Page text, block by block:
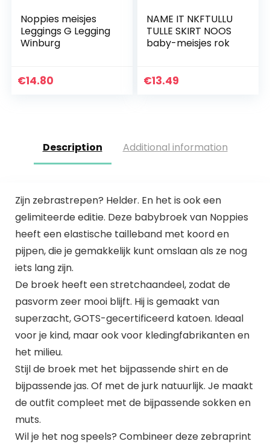
Noppies meisjes
Leggings G Legging
Winburg
€14.80
NAME IT NKFTULLU
TULLE SKIRT NOOS
baby-meisjes rok
€13.49
Description Additional information
Zijn zebrastrepen? Helder. En het is ook een
gelimiteerde editie. Deze babybroek van Noppies
heeft een elastische tailleband met koord en
pijpen, die je gemakkelijk kunt omslaan als ze nog
iets lang zijn.
De broek heeft een stretchaandeel, zodat de
pasvorm zeer mooi blijft. Hij is gemaakt van
superzacht, GOTS-gecertificeerd katoen. Ideaal
voor je kind, maar ook voor kledingfabrikanten en
het milieu.
Stijl de broek met het bijpassende shirt en de
bijpassende jas. Of met de jurk natuurlijk. Je maakt
de outfit compleet met de bijpassende sokken en
muts.
Wil je het nog speels? Combineer deze zebraprint